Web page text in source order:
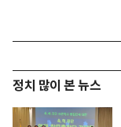
정치 많이 본 뉴스